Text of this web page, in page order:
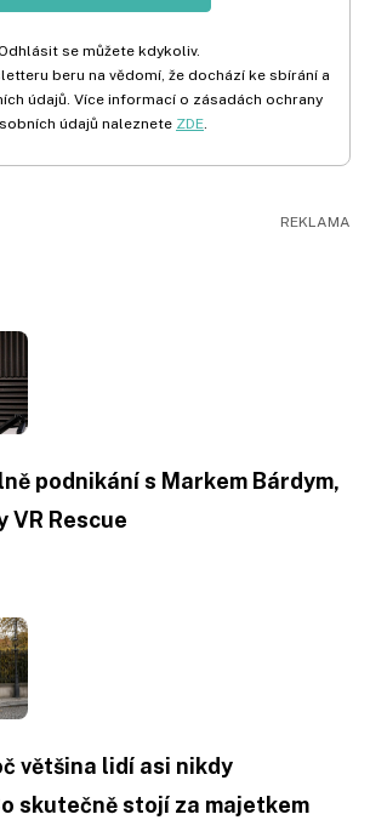
se můžete kdykoliv.
beru na vědomí, že dochází ke sbírání a
údajů. Více informací o zásadách ochrany
údajů naleznete ZDE.
podnikání s Markem Bárdym,
VR Rescue
většina lidí asi nikdy
skutečně stojí za majetkem